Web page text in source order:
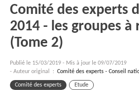
Comité des experts
2014 - les groupes à
(Tome 2)
Publié le 15/03/2019 - Mis à jour le 09/07/2019
- Auteur original : Comité des experts - Conseil
Comité des experts Etude